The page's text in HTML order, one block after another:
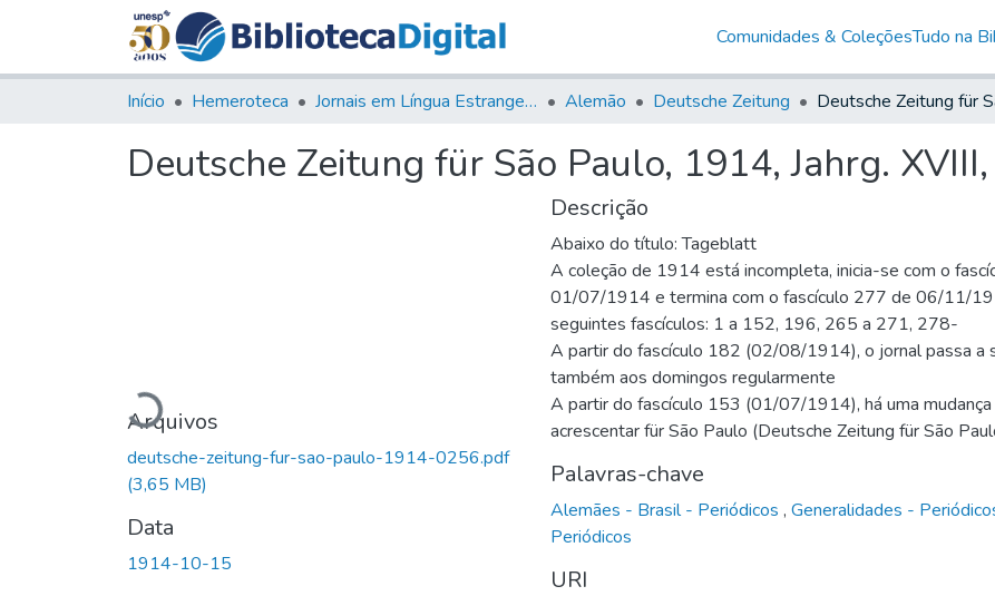
Comunidades & ColeçõesTudo na
Início Hemeroteca Jornais em Língua Estrangeira Alemão Deutsche Zeitung
Deutsche Zeitung für São Paulo, 1914, Jahrg.
Carregando...
Arquivos
deutsche-zeitung-fur-sao-paulo-1914-0256.pdf
(3,65 MB)
Data
1914-10-15
Descrição
Abaixo do título: Tageblatt
A coleção de 1914 está incompleta, inicia-se com o
01/07/1914 e termina com o fascículo 277 de 06/11/
seguintes fascículos: 1 a 152, 196, 265 a 271, 278-
A partir do fascículo 182 (02/08/1914), o jornal passa a
também aos domingos regularmente
A partir do fascículo 153 (01/07/1914), há uma
acrescentar für São Paulo (Deutsche Zeitung für São
Palavras-chave
Alemães - Brasil - Periódicos , Generalidades -
Periódicos
URI